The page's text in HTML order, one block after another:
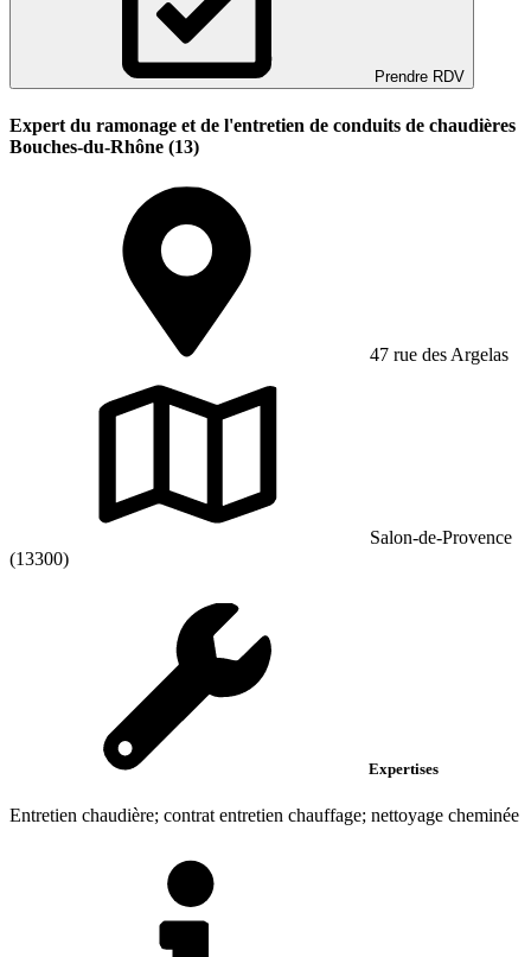
Prendre RDV
Expert du ramonage et de l'entretien de conduits de chaudières
Bouches-du-Rhône (13)
47 rue des Argelas
Salon-de-Provence
(13300)
Expertises
Entretien chaudière; contrat entretien chauffage; nettoyage cheminée